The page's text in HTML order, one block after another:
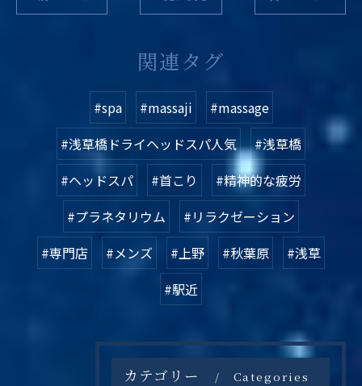
関連タグ
#spa #massaji
#massage
#浅草橋ドライヘッドスパ人気
#浅草橋
#ヘッドスパ
#首こり
#精神的な疲労
#プラネタリウム
#リラクゼーション
#専門店
#メンズ #上野 #秋葉原
#浅草
#駅近
カテゴリー Categories